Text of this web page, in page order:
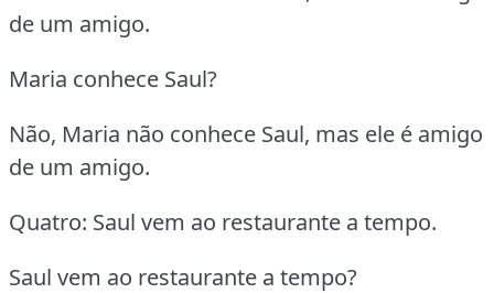
de um amigo.
Maria conhece Saul?
Não, Maria não conhece Saul, mas ele é amigo
de um amigo.
Quatro: Saul vem ao restaurante a tempo.
Saul vem ao restaurante a tempo?